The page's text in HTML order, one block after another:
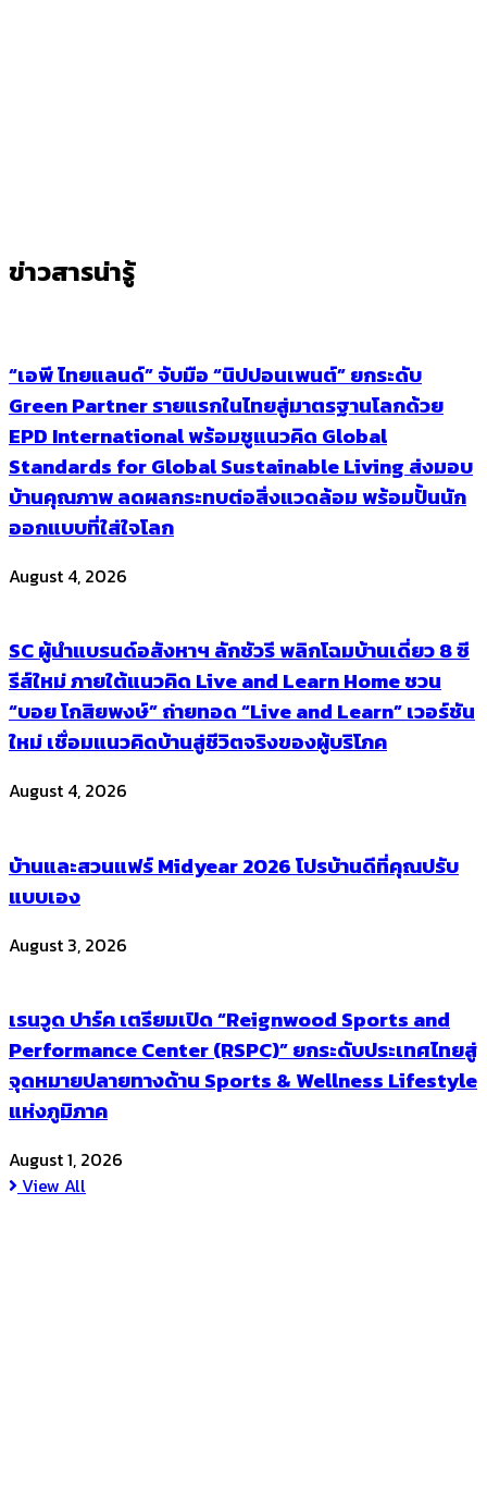
ข่าวสารน่ารู้
“เอพี ไทยแลนด์” จับมือ “นิปปอนเพนต์” ยกระดับ
Green Partner รายแรกในไทยสู่มาตรฐานโลกด้วย
EPD International พร้อมชูแนวคิด Global
Standards for Global Sustainable Living ส่งมอบ
บ้านคุณภาพ ลดผลกระทบต่อสิ่งแวดล้อม พร้อมปั้นนัก
ออกแบบที่ใส่ใจโลก
August 4, 2026
SC ผู้นำแบรนด์อสังหาฯ ลักชัวรี พลิกโฉมบ้านเดี่ยว 8 ซี
รีส์ใหม่ ภายใต้แนวคิด Live and Learn Home ชวน
“บอย โกสิยพงษ์” ถ่ายทอด “Live and Learn” เวอร์ชัน
ใหม่ เชื่อมแนวคิดบ้านสู่ชีวิตจริงของผู้บริโภค
August 4, 2026
บ้านและสวนแฟร์ Midyear 2026 โปรบ้านดีที่คุณปรับ
แบบเอง
August 3, 2026
เรนวูด ปาร์ค เตรียมเปิด “Reignwood Sports and
Performance Center (RSPC)” ยกระดับประเทศไทยสู่
จุดหมายปลายทางด้าน Sports & Wellness Lifestyle
แห่งภูมิภาค
August 1, 2026
View All